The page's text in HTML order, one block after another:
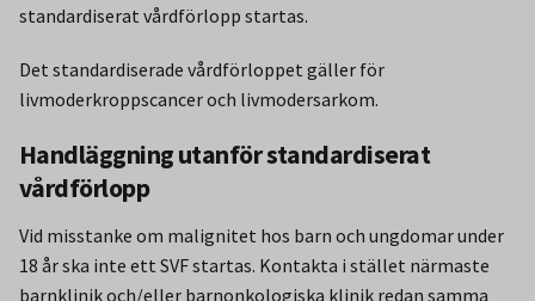
standardiserat vårdförlopp startas.
Det standardiserade vårdförloppet gäller för
livmoderkroppscancer och livmodersarkom.
Handläggning utanför standardiserat
vårdförlopp
Vid misstanke om malignitet hos barn och ungdomar under
18 år ska inte ett SVF startas. Kontakta i stället närmaste
barnklinik och/eller barnonkologiska klinik redan samma